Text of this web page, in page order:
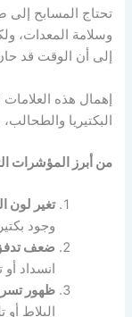
تحتاج المسابح إلى
وسلامة المعدات،
إلى أن الوقت قد
إهمال هذه
البكتيريا
من أبرز المؤشرات
تغير لون
وجود
ضعف تدفق
انسداد
ظهور
البلاط